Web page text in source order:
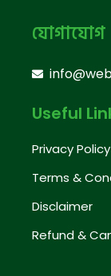
যোগাযোগ
Useful
Privacy Policy
Terms &
Disclaimer
Refund &